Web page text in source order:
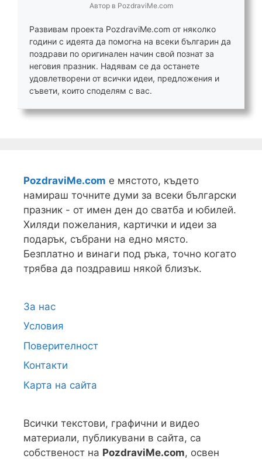
Автор в PozdraviMe.com
Развивам проекта PozdraviMe.com от няколко
години с идеята да помогна на всеки българин да
поздрави по оригинален начин свой познат за
неговия празник. Надявам се да останете
удовлетворени от всички идеи, предложения и
съвети, които споделям с вас.
PozdraviMe.com е мястото, където
намираш точните думи за всеки български
празник - от имен ден до сватба и юбилей.
Хиляди пожелания, картички и идеи за
подарък, събрани на едно място.
Безплатно и винаги под ръка, точно когато
трябва да поздравиш някой близък.
За нас
Условия
Поверителност
Контакти
Карта на сайта
Всички текстови, графични и видео
материали, публикувани в сайта, са
собственост на PozdraviMe.com, освен